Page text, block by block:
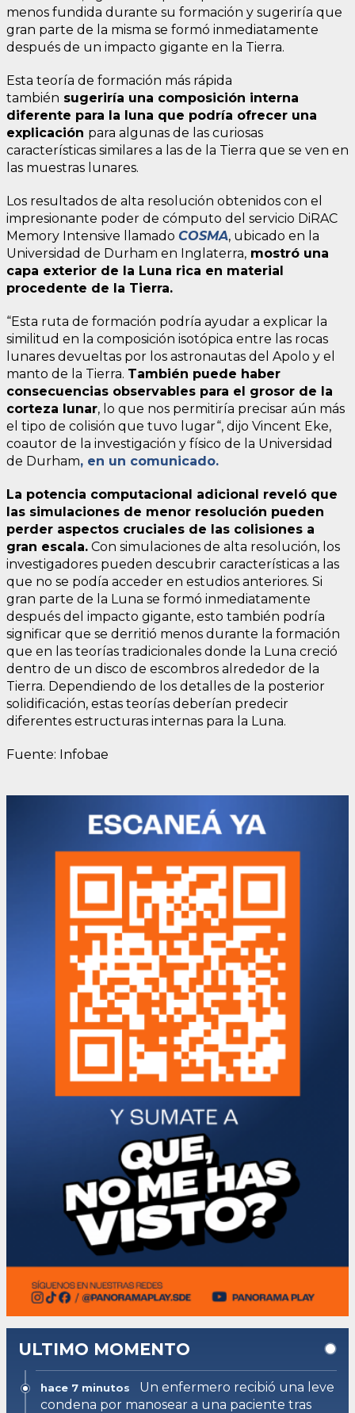
menos fundida durante su formación y sugeriría que
gran parte de la misma se formó inmediatamente
después de un impacto gigante en la Tierra.
Esta teoría de formación más rápida
también sugeriría una composición interna
diferente para la luna que podría ofrecer una
explicación para algunas de las curiosas
características similares a las de la Tierra que se ven en
las muestras lunares.
Los resultados de alta resolución obtenidos con el
impresionante poder de cómputo del servicio DiRAC
Memory Intensive llamado COSMA, ubicado en la
Universidad de Durham en Inglaterra, mostró una
capa exterior de la Luna rica en material
procedente de la Tierra.
“Esta ruta de formación podría ayudar a explicar la
similitud en la composición isotópica entre las rocas
lunares devueltas por los astronautas del Apolo y el
manto de la Tierra. También puede haber
consecuencias observables para el grosor de la
corteza lunar, lo que nos permitiría precisar aún más
el tipo de colisión que tuvo lugar“, dijo Vincent Eke,
coautor de la investigación y físico de la Universidad
de Durham, en un comunicado.
La potencia computacional adicional reveló que
las simulaciones de menor resolución pueden
perder aspectos cruciales de las colisiones a
gran escala. Con simulaciones de alta resolución, los
investigadores pueden descubrir características a las
que no se podía acceder en estudios anteriores. Si
gran parte de la Luna se formó inmediatamente
después del impacto gigante, esto también podría
significar que se derritió menos durante la formación
que en las teorías tradicionales donde la Luna creció
dentro de un disco de escombros alrededor de la
Tierra. Dependiendo de los detalles de la posterior
solidificación, estas teorías deberían predecir
diferentes estructuras internas para la Luna.
Fuente: Infobae
ULTIMO MOMENTO
hace 7 minutos
Un enfermero recibió una leve
condena por manosear a una paciente tras